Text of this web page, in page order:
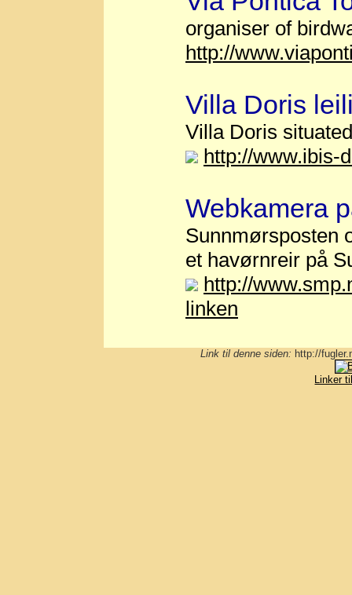
organiser of
http://
Villa Doris
Villa Doris
http://www.ibis-
Webkamera
Sunnmørsposten
et havørnreir på
http://
linken
Link til denne siden: http://
Linker